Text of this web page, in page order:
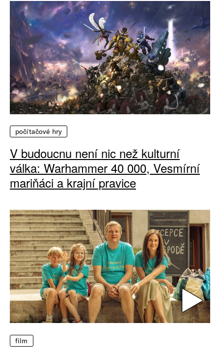
počítačové hry
V budoucnu není nic než kulturní
válka: Warhammer 40 000, Vesmírní
mariňáci a krajní pravice
film